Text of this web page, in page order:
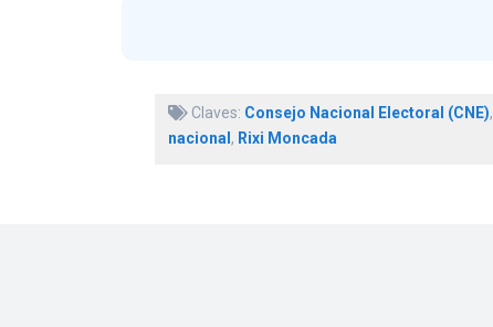
Claves: Consejo Nacional Electoral (CNE),
nacional , Rixi Moncada